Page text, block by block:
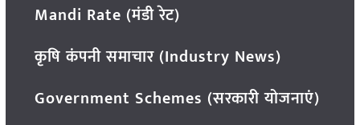
Mandi Rate (मंडी रेट)
कृषि कंपनी समाचार (Industry News)
Government Schemes (सरकारी योजनाएं)